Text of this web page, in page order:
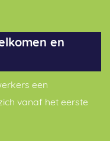
en
een
vanaf het eerste